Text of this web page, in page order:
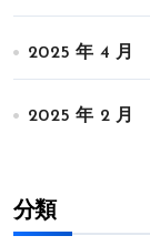
2025 年 4 月
2025 年 2 月
分類